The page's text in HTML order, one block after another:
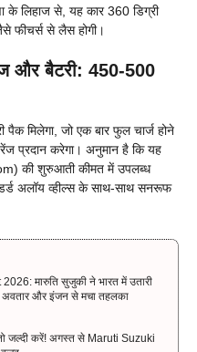
के लिहाज से, यह कार 360 डिग्री
फीचर्स से लैस होगी।
और बैटरी: 450-500
मिलेगा, जो एक बार फुल चार्ज होने
प्रदान करेगा। अनुमान है कि यह
की शुरुआती कीमत में उपलब्ध
अलॉय व्हील्स के साथ-साथ सनरूफ
मारुति सुजुकी ने भारत में उतारी
और इंजन से मचा तहलका
जल्दी करें! अगस्त से Maruti Suzuki